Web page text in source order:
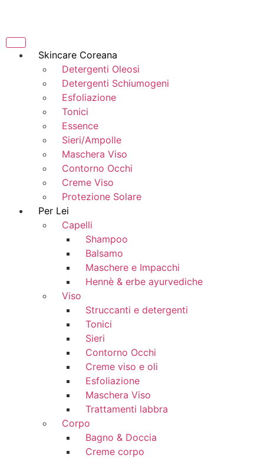
Skincare Coreana
Detergenti Oleosi
Detergenti Schiumogeni
Esfoliazione
Tonici
Essence
Sieri/Ampolle
Maschera Viso
Contorno Occhi
Creme Viso
Protezione Solare
Per Lei
Capelli
Shampoo
Balsamo
Maschere e Impacchi
Hennè & erbe ayurvediche
Viso
Struccanti e detergenti
Tonici
Sieri
Contorno Occhi
Creme viso e oli
Esfoliazione
Maschera Viso
Trattamenti labbra
Corpo
Bagno & Doccia
Creme corpo